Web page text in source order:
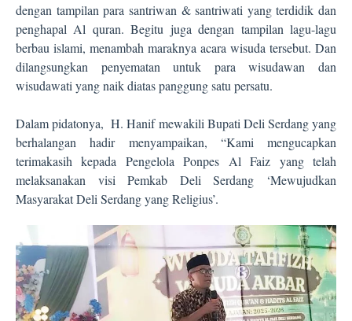
dengan tampilan para santriwan & santriwati yang terdidik dan
penghapal Al quran. Begitu juga dengan tampilan lagu-lagu
berbau islami, menambah maraknya acara wisuda tersebut. Dan
dilangsungkan penyematan untuk para wisudawan dan
wisudawati yang naik diatas panggung satu persatu.
Dalam pidatonya, H. Hanif mewakili Bupati Deli Serdang yang
berhalangan hadir menyampaikan, “Kami mengucapkan
terimakasih kepada Pengelola Ponpes Al Faiz yang telah
melaksanakan visi Pemkab Deli Serdang ‘Mewujudkan
Masyarakat Deli Serdang yang Religius’.